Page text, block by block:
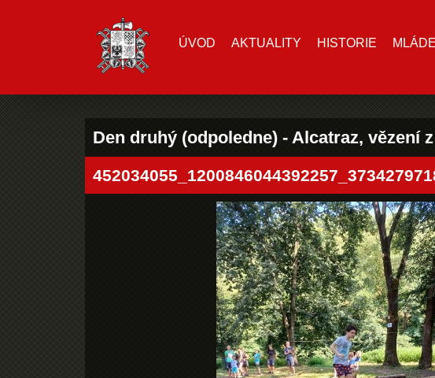
ÚVOD AKTUALITY HISTORIE
Den druhý (odpoledne) - Alcatraz, vězení